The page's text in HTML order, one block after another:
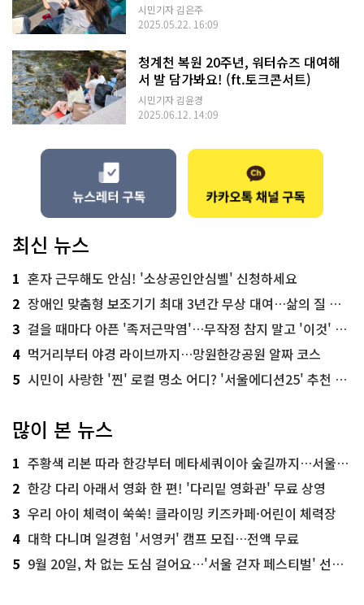
시민기자 김은주
2025.05.22. 16:09
청계천 복원 20주년, 워터슈즈 대여해
서 발 담가봐요! (ft.토크콘서트)
시민기자 김윤경
2025.06.12. 14:09
최신 뉴스
1 혼자 근무해도 안심! '소상공인안심벨' 신청하세요
2 장애인 맞춤형 보조기기 최대 3년간 무상 대여…삶의 질 높인다
3 걸을 때마다 아픈 '족저근막염'…무작정 참지 말고 '이것' 해보세요!
4 먹거리부터 야경 라이브까지…망원한강공원 알짜 코스
5 시민이 사랑한 '찐' 로컬 명소 어디? '서울에디션25' 추천 코스
많이 본 뉴스
1 주황색 리본 따라 한강부터 메타세쿼이아 숲길까지…서울둘레길 15코스
2 한강 다리 아래서 영화 한 편! '다리밑 영화관' 무료 상영
3 우리 아이 체력이 쑥쑥! 클라이밍 키즈카페·어린이 체력장
4 대학 다니며 일경험 '서영커' 캠프 모집…전액 무료
5 9월 20일, 차 없는 도심 걸어요…'서울 걷자 페스티벌' 선착순 5천명